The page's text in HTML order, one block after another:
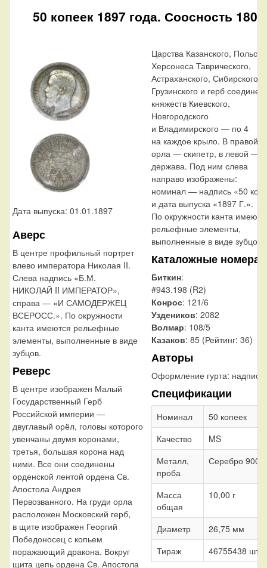
50 копеек 1897 года. Соосность 180°
Дата выпуска: 01.01.1897
Аверс
В центре профильный портрет
влево императора Николая II.
Слева надпись «Б.М.
НИКОЛАЙ II ИМПЕРАТОР»,
справа — «И САМОДЕРЖЕЦ
ВСЕРОСС.». По окружности
канта имеются рельефные
элементы, выполненные в виде
зубцов.
Реверс
В центре изображен Малый
Государственный Герб
Российской империи —
двуглавый орёл, головы которого
увенчаны двумя коронами,
третья, большая корона над
ними. Все они соединены
орденской лентой ордена Св.
Апостола Андрея
Первозванного. На груди орла
расположен Московский герб,
в щите изображен Георгий
Победоносец с копьем
поражающий дракона. Вокруг
щита цепь ордена Св. Апостола
Царства Казанского,
Херсонеса Таврического,
Астраханского, Сибирского,
Грузинского и герб
княжеств Киевского,
Новгородского
и Владимирского — по 4
на каждое крыло. В правой
орла — скипетр, в левой —
держава. Под ним слева
направо изображены:
номинал — надпись «50
и дата выпуска «1897 Г.».
По окружности канта
рельефные элементы,
выполненные в виде зубцов.
Каталожные номера
Биткин:
#943.198 (R2)
Конрос: 121/6
Уздеников: 2082
Волмар: 108/5
Казаков: 85 (Рейтинг: 36)
Авторы
Оформление гурта: надпись
Спецификации
Номинал
50 копеек
Качество
MS
Металл,
проба
Серебро 900
Масса
общая
10,00 г
Диаметр
26,75 мм
Тираж
46755438 шт.